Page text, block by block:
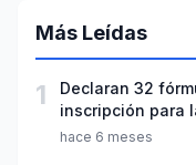
Más Leídas
1
Declaran 32
inscripción para
hace 6 meses